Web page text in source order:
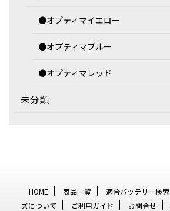
●オプティマイエロー
●オプティマブルー
●オプティマレッド
未分類
HOME 商品一覧 適合バッテリー検索
ズについて
ご利用ガイド お問合せ